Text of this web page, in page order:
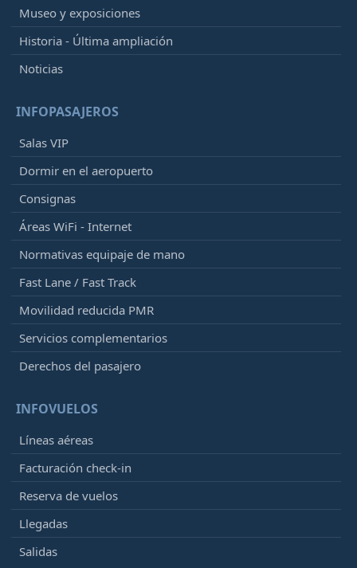
Museo y exposiciones
Historia - Última ampliación
Noticias
INFOPASAJEROS
Salas VIP
Dormir en el aeropuerto
Consignas
Áreas WiFi - Internet
Normativas equipaje de mano
Fast Lane / Fast Track
Movilidad reducida PMR
Servicios complementarios
Derechos del pasajero
INFOVUELOS
Líneas aéreas
Facturación check-in
Reserva de vuelos
Llegadas
Salidas